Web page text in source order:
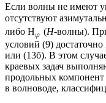
Если волны не имеют
отсутствуют
либо Нφ (Н-волны).
условий (9)
или (13б). В этом
краевых задач
продольных
в волноводе,